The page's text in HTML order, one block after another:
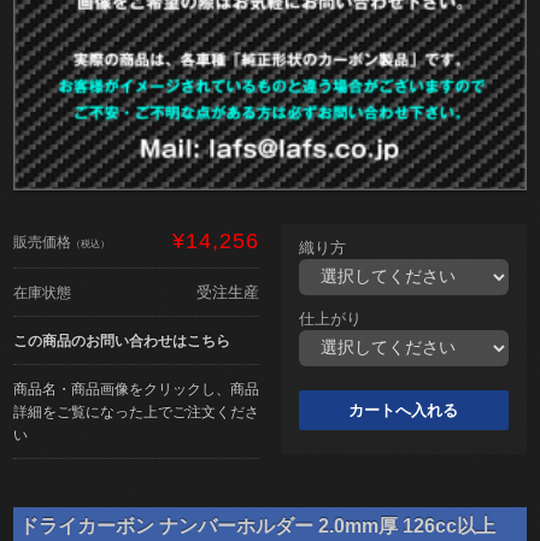
販売価格 （税込） ¥14,256
在庫状態 受注生産
この商品のお問い合わせはこちら
商品名・商品画像をクリックし、商品
詳細をご覧になった上でご注文くださ
い
織り方
仕上がり
ドライカーボン ナンバーホルダー 2.0mm厚 126cc以上